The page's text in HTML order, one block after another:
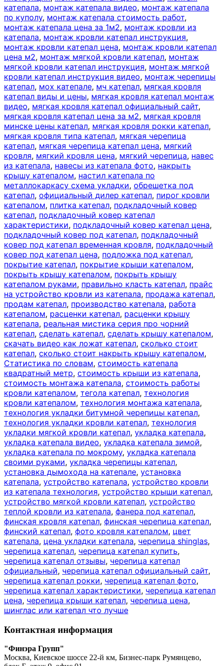
катепала, монтаж катепала видео, монтаж катепала
по куполу, монтаж катепала стоимость работ,
монтаж катепала цена за 1м2, монтаж кровли из
катепала, монтаж кровли катепал инструкция,
монтаж кровли катепал цена, монтаж кровли катепал
цена м2, монтаж мягкой кровли катепал, монтаж
мягкой кровли катепал инструкция, монтаж мягкой
кровли катепал инструкция видео, монтаж черепицы
катепал, мох катепале, мч катепал, мягкая кровля
катепал виды и цены, мягкая кровля катепал монтаж
видео, мягкая кровля катепал официальный сайт,
мягкая кровля катепал цена за м2, мягкая кровля
минске цены катепал, мягкая кровля рокки катепал,
мягкая кровля типа катепал, мягкая черепица
катепал, мягкая черепица катепал цена, мягкий
кровля, мягкий кровля цена, мягкий черепица, навес
из катепала, навесы из катепала фото, накрыть
крышу катепалом, настил катепала по
металлокаркасу схема укладки, обрешетка под
катепал, официальный дилер катепал, пирог кровли
катепалом, плитка катепал, подкладочный ковер
катепал, подкладочный ковер катепал
характеристики, подкладочный ковер катепал цена,
подкладочный ковер под катепал, подкладочный
ковер под катепал временная кровля, подкладочный
ковер под катепал цена, подложка под катепал,
покрытие катепал, покрытие крыши катепалом,
покрыть крышу катепалом, покрыть крышу
катепалом руками, правильно класть катепал, прайс
на устройство кровли из катепала, продажа катепал,
продам катепал, производство катепала, работа
катепалом, расценки катепал, расценки крышу
катепала, реальная мистика серия про чорний
катепал, сделать катепал, сделать крышу катепалом,
скачать видео как ложат катепал, сколько стоит
катепал, сколько стоит накрыть крышу катепалом,
Статистика по словам, стоимость катепала
квадратный метр, стоимость крыши из катепала,
стоимость монтажа катепала, стоимость работы
кровли катепалом, тегола катепал, технология
кровли катепалом, технология монтажа катепала,
технология укладки битумной черепицы катепал,
технология укладки кровли катепал, технология
укладки мягкой кровли катепал, укладка катепала,
укладка катепала видео, укладка катепала зимой,
укладка катепала по мокрому, укладка катепала
своими руками, укладка черепицы катепал,
установка дымохода на катепале, установка
катепала, устройство катепала, устройство кровли
из катепала технология, устройство крыши катепал,
устройство мягкой кровли катепал, устройство
теплой кровли из катепала, фанера под катепал,
финская кровля катепал, финская черепица катепал,
финский катепал, фото кровля катепалом, цвет
катепала, цена укладки катепала, черепица shinglas,
черепица катепал, черепица катепал купить,
черепица катепал отзывы, черепица катепал
официальный, черепица катепал официальный сайт,
черепица катепал рокки, черепица катепал фото,
черепица катепал характеристики, черепица катепал
цена, черепица крыши катепал, черепица цена,
шинглас или катепал что лучше
Контактная информация
"Финэра Групп"
Москва, Киевское шоссе 22-й км, Бизнес-парк Румянцево,